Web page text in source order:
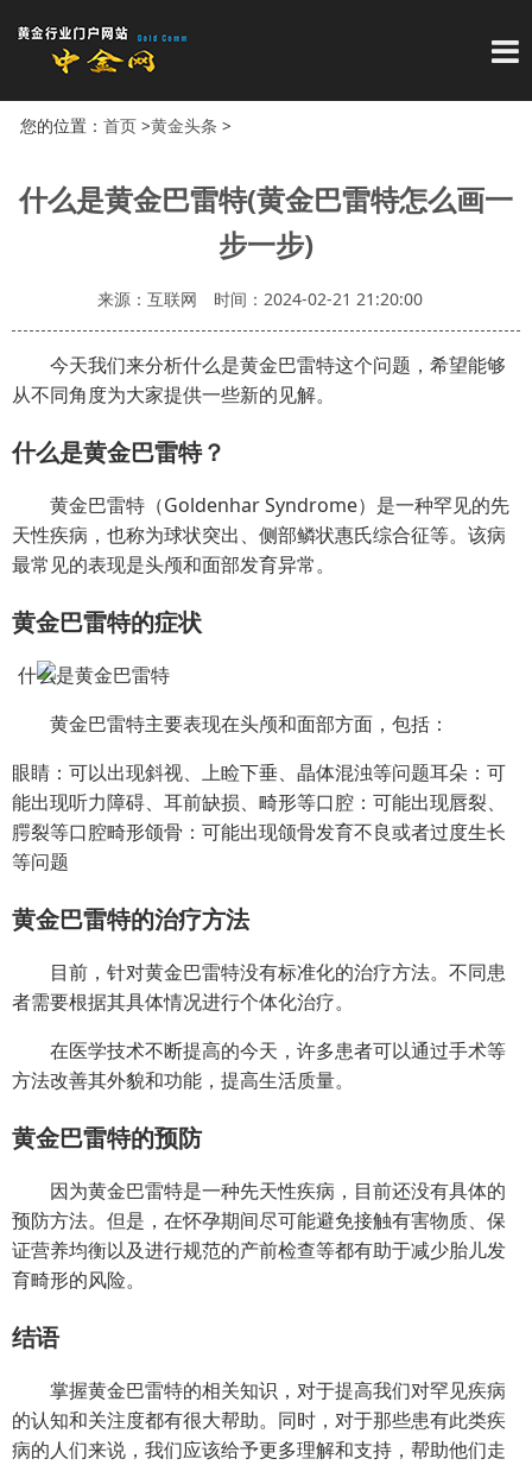
导
您的位置： 首页>黄金头条 >
什么是黄金巴雷特(黄金巴雷特怎么画一
步一步)
来源：互联网 时间：2024-02-21 21:20:00
今天我们来分析什么是黄金巴雷特这个问题，希望能够
从不同角度为大家提供一些新的见解。
什么是黄金巴雷特？
黄金巴雷特（Goldenhar Syndrome）是一种罕见的先
天性疾病，也称为球状突出、侧部鳞状惠氏综合征等。该病
最常见的表现是头颅和面部发育异常。
黄金巴雷特的症状
黄金巴雷特主要表现在头颅和面部方面，包括：
眼睛：可以出现斜视、上睑下垂、晶体混浊等问题耳朵：可
能出现听力障碍、耳前缺损、畸形等口腔：可能出现唇裂、
腭裂等口腔畸形颌骨：可能出现颌骨发育不良或者过度生长
等问题
黄金巴雷特的治疗方法
目前，针对黄金巴雷特没有标准化的治疗方法。不同患
者需要根据其具体情况进行个体化治疗。
在医学技术不断提高的今天，许多患者可以通过手术等
方法改善其外貌和功能，提高生活质量。
黄金巴雷特的预防
因为黄金巴雷特是一种先天性疾病，目前还没有具体的
预防方法。但是，在怀孕期间尽可能避免接触有害物质、保
证营养均衡以及进行规范的产前检查等都有助于减少胎儿发
育畸形的风险。
结语
掌握黄金巴雷特的相关知识，对于提高我们对罕见疾病
的认知和关注度都有很大帮助。同时，对于那些患有此类疾
病的人们来说，我们应该给予更多理解和支持，帮助他们走